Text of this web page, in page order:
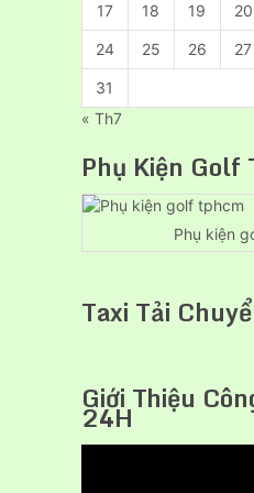
17 18 19 20
24 25 26 27
31
« Th7
Phụ Kiện Golf
Phụ kiện
Taxi Tải
Giới Thiệu
24H